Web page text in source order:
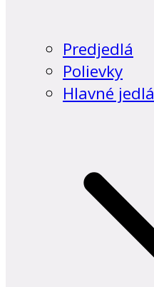
Predjedlá
Polievky
Hlavné jedlá